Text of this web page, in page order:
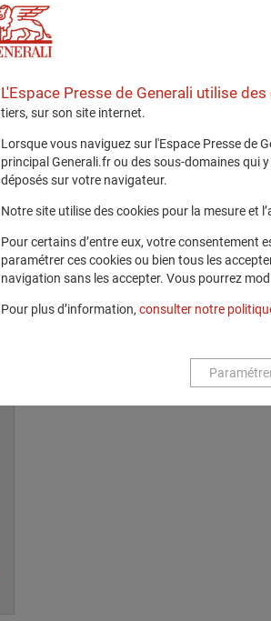
L'Espace Presse de Generali utilise
tiers, sur son site internet.
Lorsque vous naviguez sur l'Espace Presse de
principal Generali.fr ou des sous-domaines qui
déposés sur votre navigateur.
Notre site utilise des cookies pour la mesure et
Pour certains d’entre eux, votre consentement
paramétrer ces cookies ou bien tous les
navigation sans les accepter. Vous pourrez
Pour plus d’information, consulter notre